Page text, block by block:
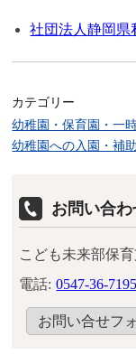
社団法人静岡県
カテゴリー
幼稚園・保育園・一
幼稚園への入園・補助
お問い合わ
こども未来部保
電話: 0547-36-7195
お問い合せフ